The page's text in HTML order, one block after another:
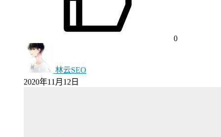
0
林云SEO
2020年11月12日